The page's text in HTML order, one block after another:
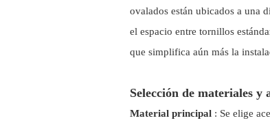
ovalados están ubicados a una
el espacio entre tornillos
que simplifica aún más la
Selección de materiales y
Material principal : Se elige